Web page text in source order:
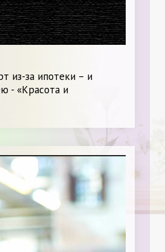
из-за ипотеки – и
- «Красота и